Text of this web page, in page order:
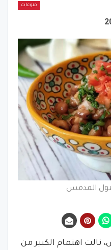
منوعات
المدمس
اهتمام الكبير من